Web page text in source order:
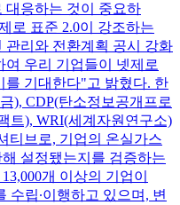
대응하는 것이 중요하
로 표준 2.0이 강조하는
관리와 전환계획 공시 강화
우리 기업들이 넷제로
를 기대한다"고 밝혔다. 한
), CDP(탄소정보공개프로
트), WRI(세계자원연구소)
티브로, 기업의 온실가스
설정됐는지를 검증하는
개 이상의 기업이
수립∙이행하고 있으며, 변